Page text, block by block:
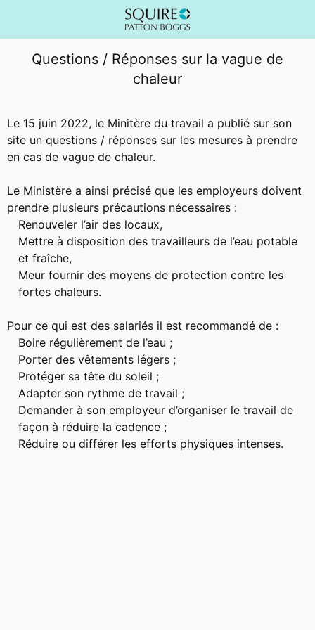
Questions / Réponses sur la vague de
chaleur
Le 15 juin 2022, le Minitère du travail a publié sur son
site un questions / réponses sur les mesures à prendre
en cas de vague de chaleur.
Le Ministère a ainsi précisé que les employeurs doivent
prendre plusieurs précautions nécessaires :
Renouveler l’air des locaux,
Mettre à disposition des travailleurs de l’eau potable
et fraîche,
Meur fournir des moyens de protection contre les
fortes chaleurs.
Pour ce qui est des salariés il est recommandé de :
Boire régulièrement de l’eau ;
Porter des vêtements légers ;
Protéger sa tête du soleil ;
Adapter son rythme de travail ;
Demander à son employeur d’organiser le travail de
façon à réduire la cadence ;
Réduire ou différer les efforts physiques intenses.